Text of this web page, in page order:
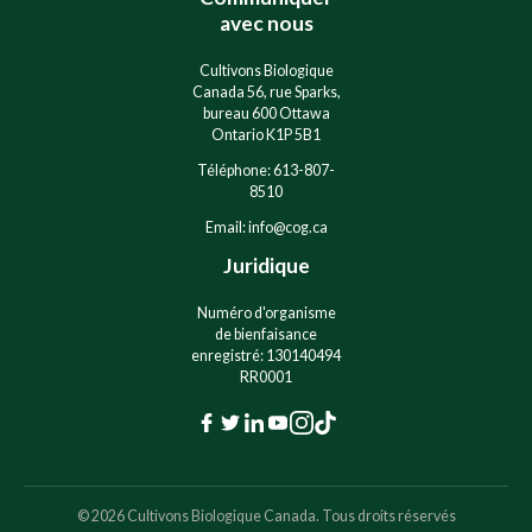
avec nous
Cultivons Biologique
Canada 56, rue Sparks,
bureau 600 Ottawa
Ontario K1P 5B1
Téléphone: 613-807-
8510
Email: info@cog.ca
Juridique
Numéro d'organisme
de bienfaisance
enregistré: 130140494
RR0001
F
c
e
T
i
t
L
n
k
Y
u
t
I
s
t
k
T
© 2026 Cultivons Biologique Canada. Tous droits réservés